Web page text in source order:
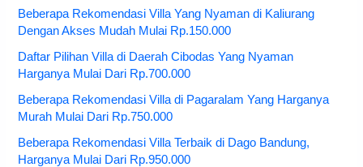
Beberapa Rekomendasi Villa Yang Nyaman di Kaliurang
Dengan Akses Mudah Mulai Rp.150.000
Daftar Pilihan Villa di Daerah Cibodas Yang Nyaman
Harganya Mulai Dari Rp.700.000
Beberapa Rekomendasi Villa di Pagaralam Yang Harganya
Murah Mulai Dari Rp.750.000
Beberapa Rekomendasi Villa Terbaik di Dago Bandung,
Harganya Mulai Dari Rp.950.000